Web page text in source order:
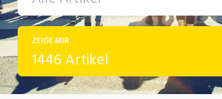
Arbeit
Ausbildung / Weiterbildung
ZEIGE MIR
1446 Artikel